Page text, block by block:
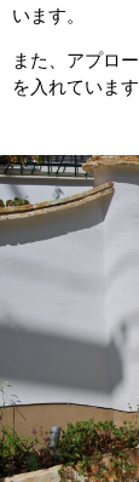
います。
また、アプロ
を入れています